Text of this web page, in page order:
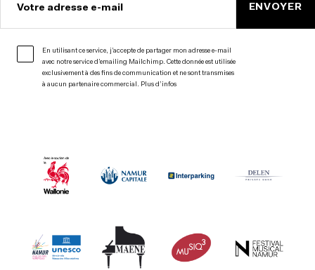
Votre adresse e-mail
En utilisant ce service, j’accepte de partager mon adresse e-mail
avec notre service d’emailing Mailchimp. Cette donnée est utilisée
exclusivement à des fins de communication et ne sont transmises
à aucun partenaire commercial. Plus d’infos
ENVOYER